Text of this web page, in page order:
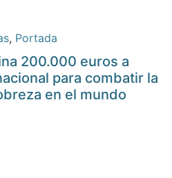
, Portada
200.000 euros a
para combatir la
en el mundo